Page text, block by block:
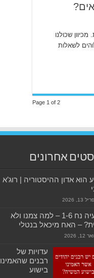
שכולנו
לשאלות
Page 1 of 2
אחרונים
הוא אדון ההיסטוריה | רוג’א
13, 2026
ישעיה נח 1-6 – למה צמנו ולא
– האח מיכאל בנטלי
12, 2026
עדויות של
רבנים שהאמינו
בישוע